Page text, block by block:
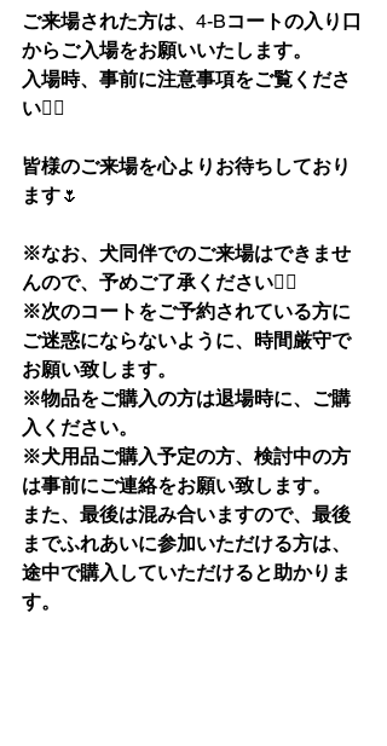
ご来場された方は、 4-Bコートの入り口
からご入場をお願いいたします。
入場時、事前に注意事項をご覧くださ
い🙇‍♂️
皆様のご来場を心よりお待ちしており
ます🌷
※なお、犬同伴でのご来場はできませ
んので、予めご了承ください🙇‍♂️
※次のコートをご予約されている方に
ご迷惑にならないように、時間厳守で
お願い致します。
※物品をご購入の方は退場時に、ご購
入ください。
※犬用品ご購入予定の方、検討中の方
は事前にご連絡をお願い致します。
また、最後は混み合いますので、最後
までふれあいに参加いただける方は、
途中で購入していただけると助かりま
す。